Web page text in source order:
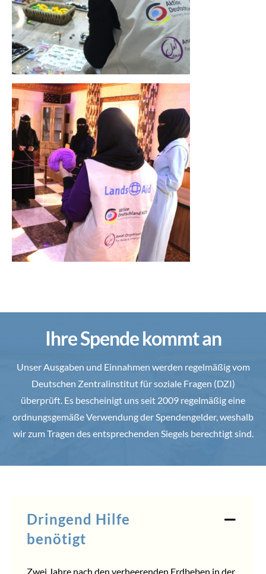
Ihre Spende kommt an
Unser Ausgaben und Einnahmen werden regelmäßig vom
Deutschen Zentralinstitut für soziale Fragen (DZI)
überprüft. Es bescheinigt uns seit 2009 regelmäßig eine
ordnungsgemäße Verwendung der Spendengelder, weshalb
wir zum Tragen des entsprechenden Siegels berechtigt sind.
Dringend Hilfe
benötigt
Zwei Jahre nach den verheerenden Erdbeben in der